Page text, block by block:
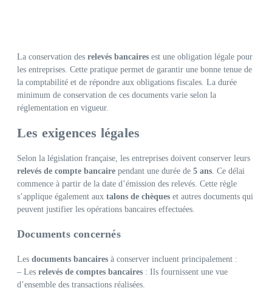
La conservation des relevés bancaires est une obligation légale pour
les entreprises. Cette pratique permet de garantir une bonne tenue de
la comptabilité et de répondre aux obligations fiscales. La durée
minimum de conservation de ces documents varie selon la
réglementation en vigueur.
Les exigences légales
Selon la législation française, les entreprises doivent conserver leurs
relevés de compte bancaire pendant une durée de 5 ans. Ce délai
commence à partir de la date d’émission des relevés. Cette règle
s’applique également aux talons de chèques et autres documents qui
peuvent justifier les opérations bancaires effectuées.
Documents concernés
Les documents bancaires à conserver incluent principalement :
– Les relevés de comptes bancaires : Ils fournissent une vue
d’ensemble des transactions réalisées.